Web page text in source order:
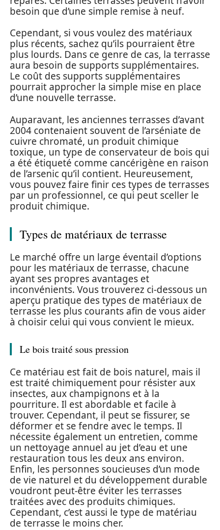
besoin que d’une simple remise à neuf.
Cependant, si vous voulez des matériaux
plus récents, sachez qu’ils pourraient être
plus lourds. Dans ce genre de cas, la terrasse
aura besoin de supports supplémentaires.
Le coût des supports supplémentaires
pourrait approcher la simple mise en place
d’une nouvelle terrasse.
Auparavant, les anciennes terrasses d’avant
2004 contenaient souvent de l’arséniate de
cuivre chromaté, un produit chimique
toxique, un type de conservateur de bois qui
a été étiqueté comme cancérigène en raison
de l’arsenic qu’il contient. Heureusement,
vous pouvez faire finir ces types de terrasses
par un professionnel, ce qui peut sceller le
produit chimique.
Types de matériaux de terrasse
Le marché offre un large éventail d’options
pour les matériaux de terrasse, chacune
ayant ses propres avantages et
inconvénients. Vous trouverez ci-dessous un
aperçu pratique des types de matériaux de
terrasse les plus courants afin de vous aider
à choisir celui qui vous convient le mieux.
Le bois traité sous pression
Ce matériau est fait de bois naturel, mais il
est traité chimiquement pour résister aux
insectes, aux champignons et à la
pourriture. Il est abordable et facile à
trouver. Cependant, il peut se fissurer, se
déformer et se fendre avec le temps. Il
nécessite également un entretien, comme
un nettoyage annuel au jet d’eau et une
restauration tous les deux ans environ.
Enfin, les personnes soucieuses d’un mode
de vie naturel et du développement durable
voudront peut-être éviter les terrasses
traitées avec des produits chimiques.
Cependant, c’est aussi le type de matériau
de terrasse le moins cher.